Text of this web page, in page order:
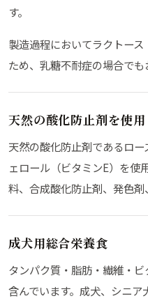
す。
製造過程においてラクトー
ため、乳糖不耐症の場合でも
天然の酸化防止剤を使用
天然の酸化防止剤であるロ
ェロール（ビタミンE）を使
料、合成酸化防止剤、発色剤
成犬用総合栄養食
タンパク質・脂肪・繊維・
含んでいます。成犬、シニ